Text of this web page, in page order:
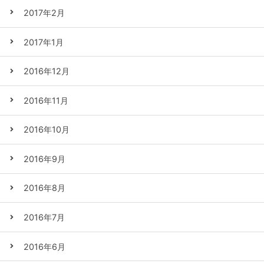
2017年2月
2017年1月
2016年12月
2016年11月
2016年10月
2016年9月
2016年8月
2016年7月
2016年6月